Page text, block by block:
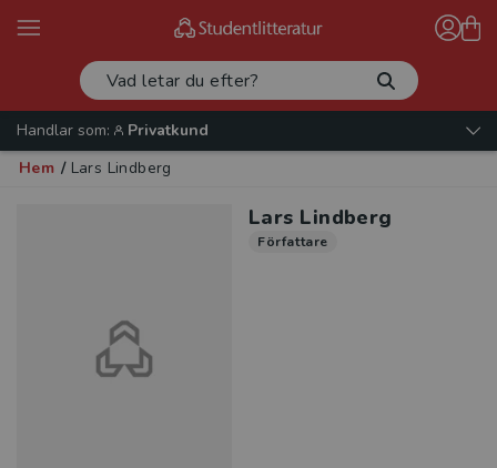
Handlar som:
Privatkund
Hem / Lars Lindberg
Lars Lindberg
Författare